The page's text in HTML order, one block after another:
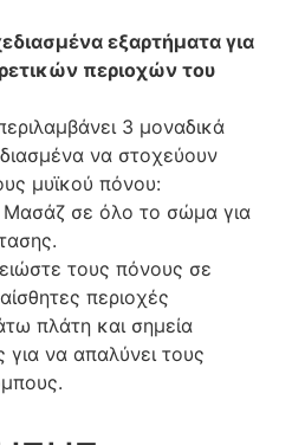
εξαρτήματα για
περιοχών του
3 μοναδικά
να στοχεύουν
μυϊκού πόνου:
Μασάζ σε όλο το σώμα για
τους πόνους σε
περιοχές
πλάτη και σημεία
για να απαλύνει τους